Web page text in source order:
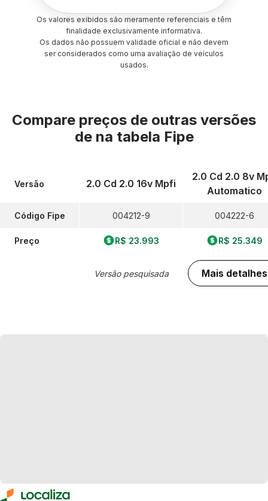
Os valores exibidos são meramente referenciais e têm
finalidade exclusivamente informativa.
Os dados não possuem validade oficial e não devem
ser considerados como uma avaliação de veículos
usados.
Compare preços de outras versões
de na tabela Fipe
Versão
Código Fipe
Preço
2.0 Cd 2.0 16v Mpfi
004212-9
R$ 23.993
Versão pesquisada
2.0 Cd 2.0 8v
Automatico
004222-6
R$ 25.349
Mais detalhes